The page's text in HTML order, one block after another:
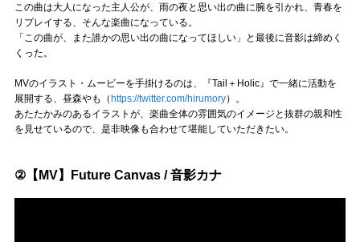
この曲は大人になった主人公が、雨の夜と思い出の曲に腕を引かれ、青春を
リプレイする、そんな楽曲になっている。
「この曲が、また誰かの思い出の曲になってほしい」と最後に音影は締めく
くった。
MVのイラスト・ムービーを手掛けるのは、『Tail＋Holic』で一緒に活動を
展開する、昼森やも（https://twitter.com/hirumory）。
あたたかみのあるイラストが、楽曲全体の雰囲気のイメージと抜群の親和性
を見せているので、是非映像も合わせて堪能していただきたい。
②【MV】Future Canvas / 音影カナ